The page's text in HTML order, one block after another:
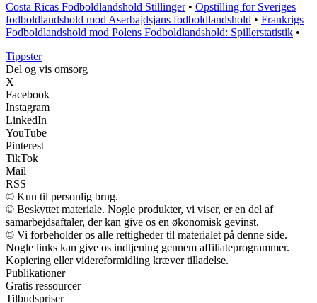
Costa Ricas Fodboldlandshold Stillinger• Opstilling for Sveriges
fodboldlandshold mod Aserbajdsjans fodboldlandshold • Frankrigs
Fodboldlandshold mod Polens Fodboldlandshold: Spillerstatistik •
Tippster
Del og vis omsorg
X
Facebook
Instagram
LinkedIn
YouTube
Pinterest
TikTok
Mail
RSS
© Kun til personlig brug.
© Beskyttet materiale. Nogle produkter, vi viser, er en del af
samarbejdsaftaler, der kan give os en økonomisk gevinst.
© Vi forbeholder os alle rettigheder til materialet på denne side.
Nogle links kan give os indtjening gennem affiliateprogrammer.
Kopiering eller videreformidling kræver tilladelse.
Publikationer
Gratis ressourcer
Tilbudspriser